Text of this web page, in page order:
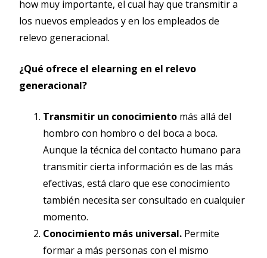
how muy importante, el cual hay que transmitir a
los nuevos empleados y en los empleados de
relevo generacional.
¿Qué ofrece el elearning en el relevo
generacional?
Transmitir un conocimiento más allá del
hombro con hombro o del boca a boca.
Aunque la técnica del contacto humano para
transmitir cierta información es de las más
efectivas, está claro que ese conocimiento
también necesita ser consultado en cualquier
momento.
Conocimiento más universal. Permite
formar a más personas con el mismo